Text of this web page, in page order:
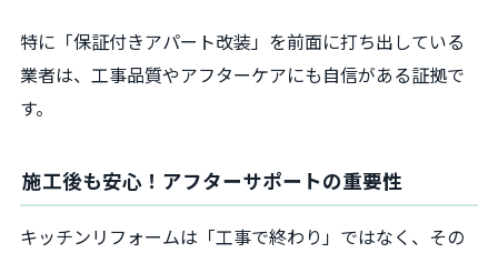
特に「保証付きアパート改装」を前面に打ち出している
業者は、工事品質やアフターケアにも自信がある証拠で
す。
施工後も安心！アフターサポートの重要性
キッチンリフォームは「工事で終わり」ではなく、その